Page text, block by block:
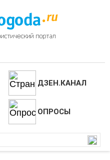
ДЗЕН.КАНАЛ
ОПРОСЫ